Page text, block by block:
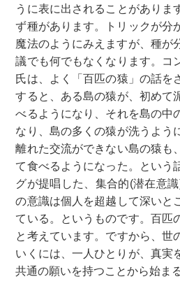
うに表に出されることがありま
ず種があります。トリックが分
魔法のようにみえますが、種が
議でも何でもなくなります。コ
氏は、よく「百匹の猿」の話を
すると、ある島の猿が、初めて
べるようになり、それを島の中
なり、島の多くの猿が洗うよう
離れた交流ができない島の猿も
て食べるようになった。という
グが提唱した、集合的(潜在意
の意識は個人を超越して深いと
ている。というものです。百匹
と考えています。ですから、世
いくには、一人ひとりが、真実
共通の願いを持つことから始ま